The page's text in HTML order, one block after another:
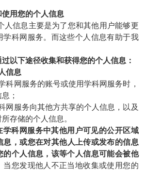
用您的个人信息
人信息主要是为了您和其他用户能够更
学科网服务。而这些个人信息有助于我
过以下途径收集和获得您的个人信息：
信息
科网服务的账号或使用学科网服务时，
；
网服务向其他方共享的个人信息，以及
存储的个人信息。
学科网 服务中其他用户可见的公开区域
息 ，或您在对其他人上传或发布的信息
的个人信息，该等个人信息可能会被他
当您发现他人不正当地收集或使用您的